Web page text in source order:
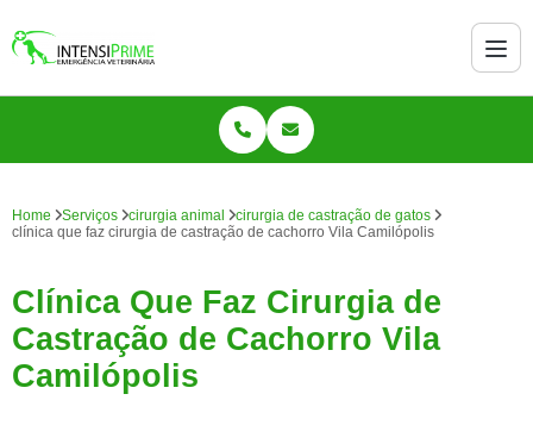
Home Serviços cirurgia animal
cirurgia de castração de gatos
clínica que faz cirurgia de castração de cachorro Vila Camilópolis
Clínica Que Faz Cirurgia de
Castração de Cachorro Vila
Camilópolis